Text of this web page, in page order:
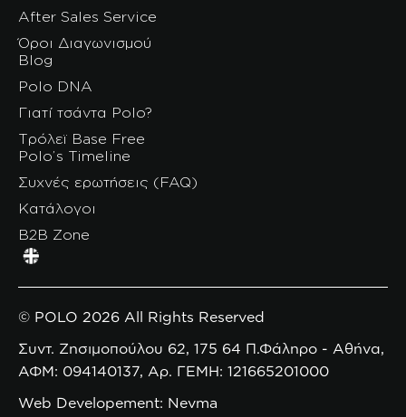
After Sales Service
Όροι Διαγωνισμού
Blog
Polo DNA
Γιατί τσάντα Polo?
Τρόλεϊ Base Free
Polo’s Timeline
Συχνές ερωτήσεις (FAQ)
Κατάλογοι
B2B Zone
© POLO 2026 All Rights Reserved
Συντ. Ζησιμοπούλου 62, 175 64 Π.Φάληρο - Αθήνα,
ΑΦΜ: 094140137, Αρ. ΓΕΜΗ: 121665201000
Web Developement: Nevma